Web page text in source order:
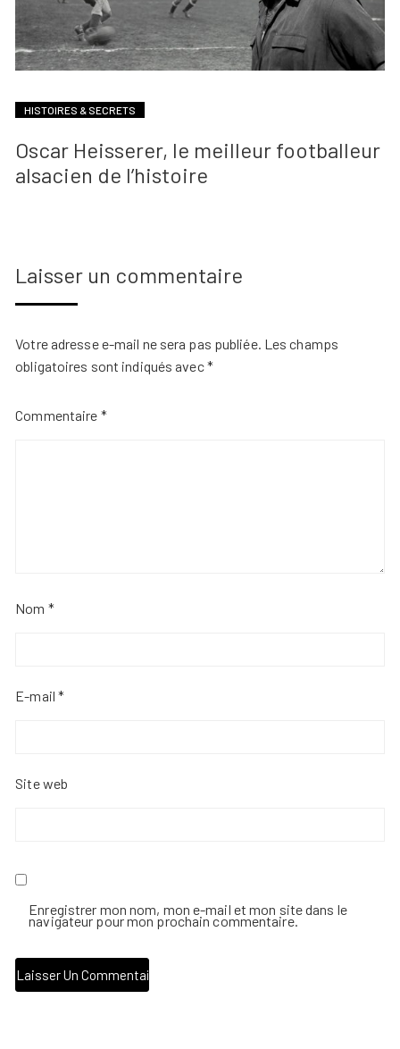
HISTOIRES & SECRETS
Oscar Heisserer, le meilleur footballeur
alsacien de l’histoire
Laisser un commentaire
Votre adresse e-mail ne sera pas publiée. Les champs
obligatoires sont indiqués avec*
Commentaire *
Nom *
E-mail*
Site web
Enregistrer mon nom, mon e-mail et mon site dans le
navigateur pour mon prochain commentaire.